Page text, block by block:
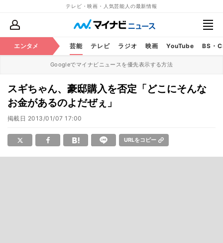
テレビ・映画・人気芸能人の最新情報
エンタメ 芸能 テレビ ラジオ 映画 YouTube BS・
Googleでマイナビニュースを優先表示する方法
スギちゃん、豪邸購入を否定「どこにそんな
お金があるのよだぜぇ」
掲載日 2013/01/07 17:00
URLをコピー